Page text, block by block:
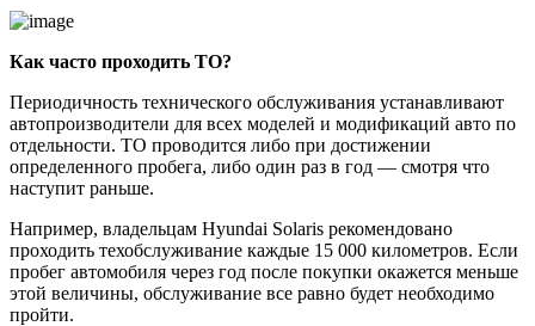
Как часто проходить ТО?
Периодичность технического обслуживания устанавливают
автопроизводители для всех моделей и модификаций авто по
отдельности. ТО проводится либо при достижении
определенного пробега, либо один раз в год — смотря что
наступит раньше.
Например, владельцам Hyundai Solaris рекомендовано
проходить техобслуживание каждые 15 000 километров. Если
пробег автомобиля через год после покупки окажется меньше
этой величины, обслуживание все равно будет необходимо
пройти.